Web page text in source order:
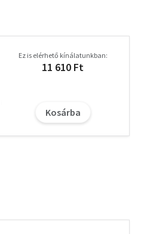
Ez is elérhető kínálatunkban:
11 610 Ft
Kosárba